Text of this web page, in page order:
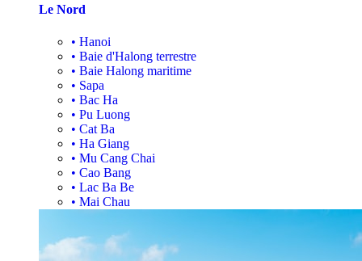
Le Nord
• Hanoi
• Baie d'Halong terrestre
• Baie Halong maritime
• Sapa
• Bac Ha
• Pu Luong
• Cat Ba
• Ha Giang
• Mu Cang Chai
• Cao Bang
• Lac Ba Be
• Mai Chau